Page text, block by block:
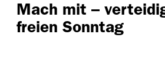
Mach mit –
freien Sonntag